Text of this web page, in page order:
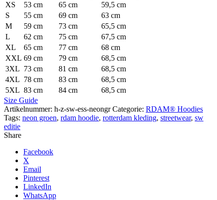
XS
53 cm 65 cm
59,5 cm
S
55 cm 69 cm
63 cm
M
59 cm 73 cm
65,5 cm
L
62 cm 75 cm
67,5 cm
XL
65 cm 77 cm
68 cm
XXL 69 cm 79 cm
68,5 cm
3XL 73 cm 81 cm
68,5 cm
4XL 78 cm 83 cm
68,5 cm
5XL 83 cm 84 cm
68,5 cm
Size Guide
Artikelnummer: h-z-sw-ess-neongr Categorie: RDAM® Hoodies
Tags: neon groen, rdam hoodie, rotterdam kleding, streetwear, sw
editie
Share
Facebook
X
Email
Pinterest
LinkedIn
WhatsApp